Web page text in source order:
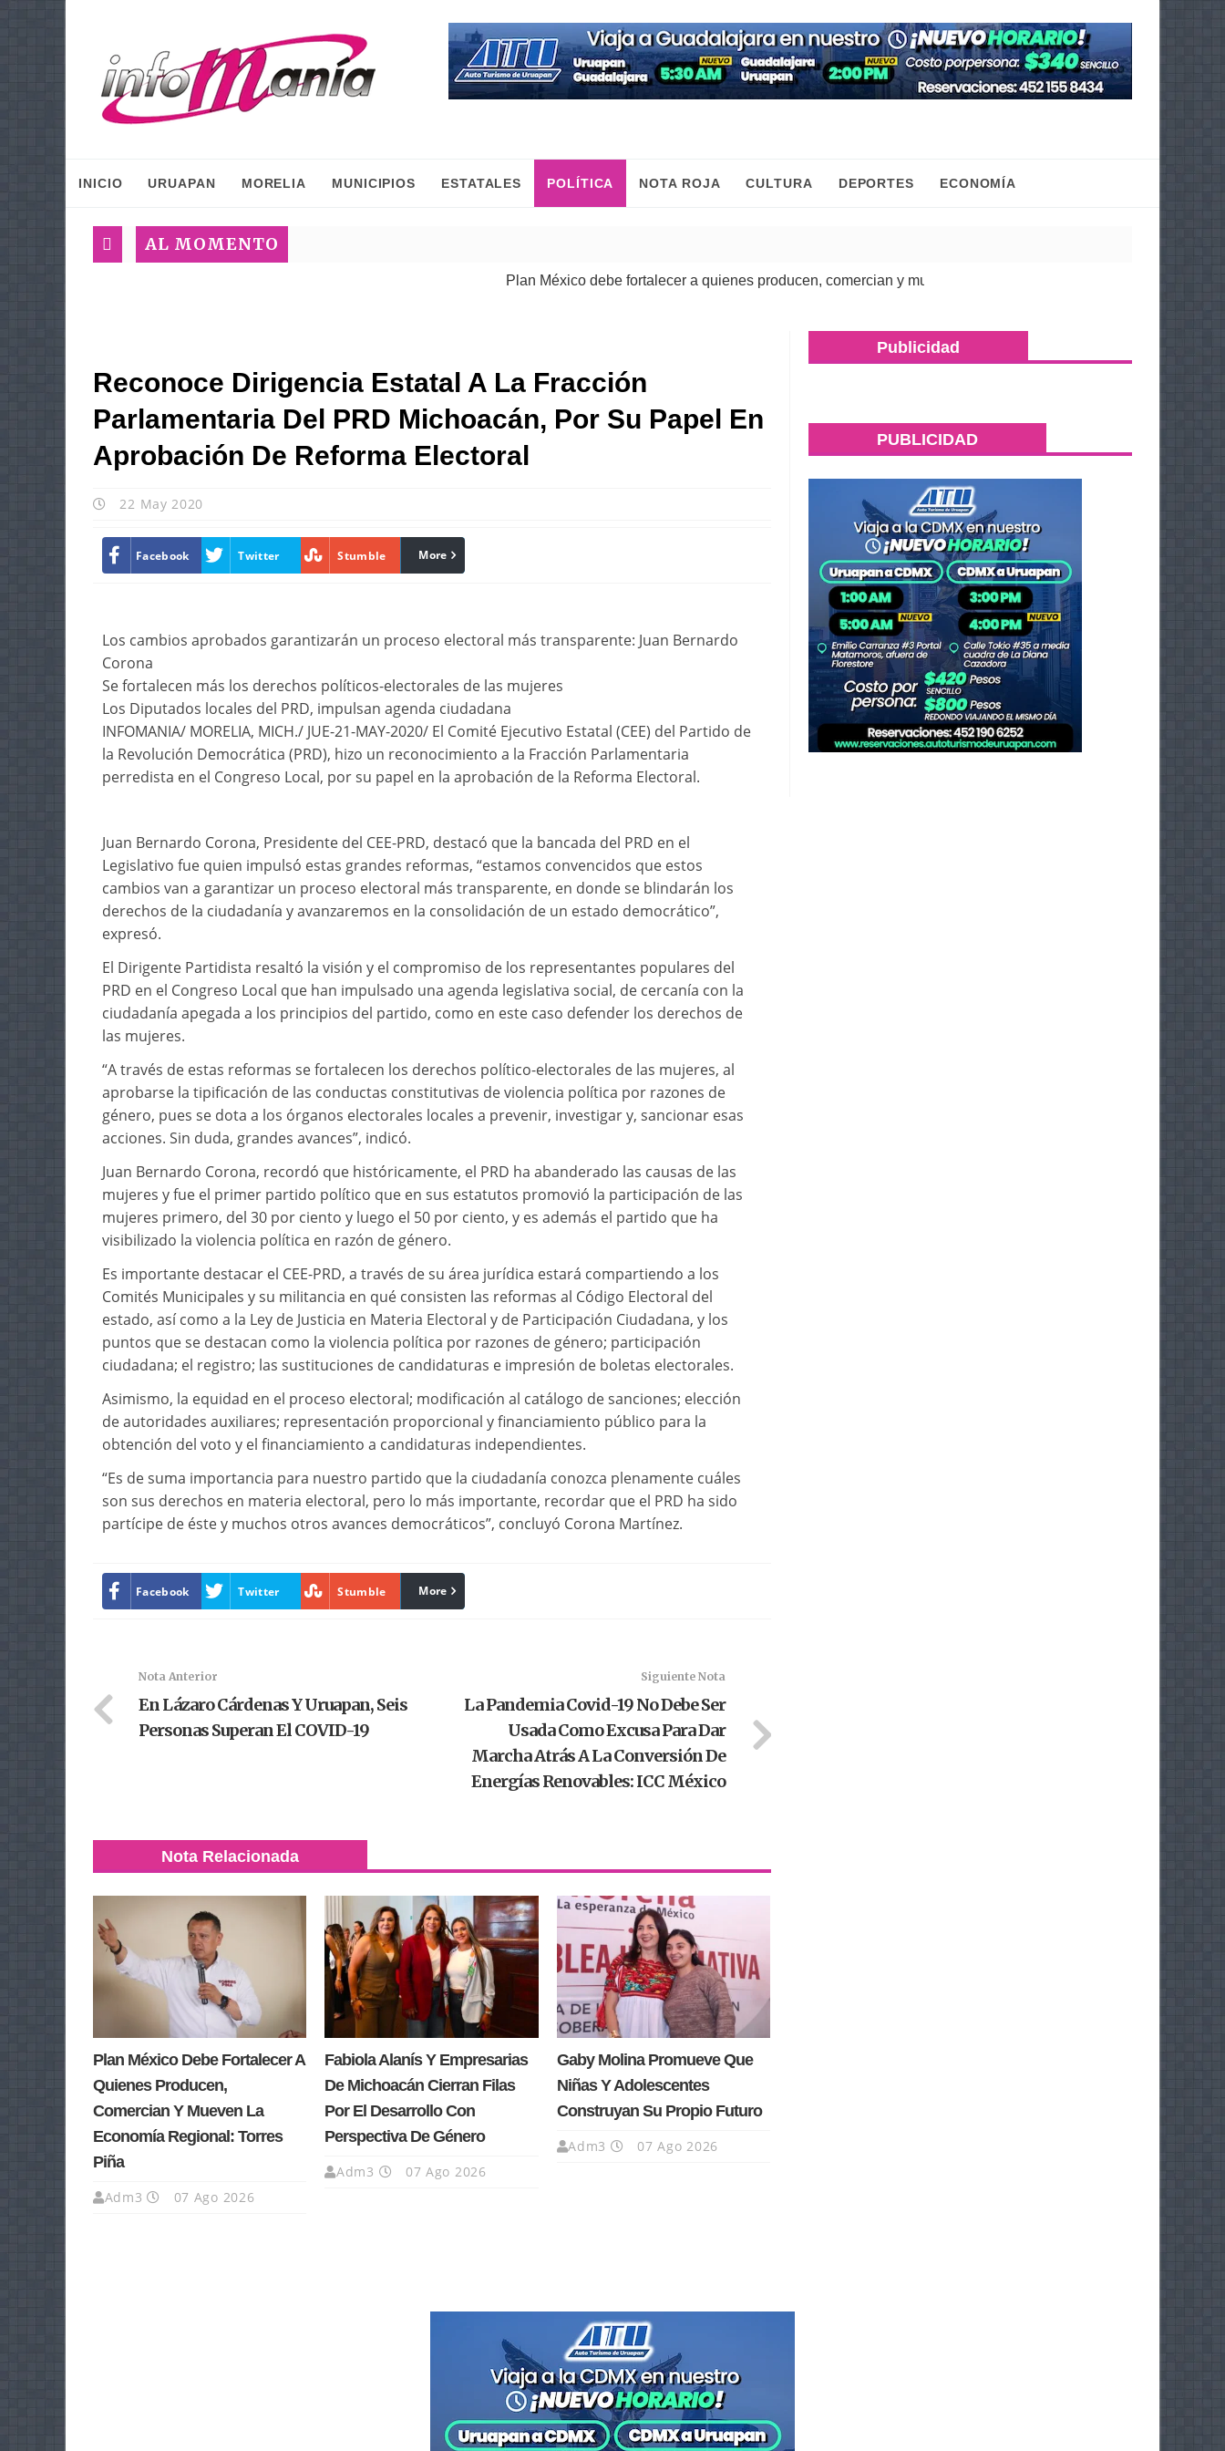
INICIO URUAPAN MORELIA MUNICIPIOS ESTATALES POLÍTICA NOTA ROJA CULTURA DEPORTES ECONOMÍA
AL MOMENTO
Plan México debe fortalecer a quienes producen, comercian y mueven la economía regional: Torres Piña
Reconoce Dirigencia Estatal A La Fracción
Parlamentaria Del PRD Michoacán, Por Su Papel En
Aprobación De Reforma Electoral
22 May 2020
Facebook Twitter Stumble linkedin
More
Los cambios aprobados garantizarán un proceso electoral más transparente: Juan Bernardo
Corona
Se fortalecen más los derechos políticos-electorales de las mujeres
Los Diputados locales del PRD, impulsan agenda ciudadana
INFOMANIA/ MORELIA, MICH./ JUE-21-MAY-2020/ El Comité Ejecutivo Estatal (CEE) del Partido de
la Revolución Democrática (PRD), hizo un reconocimiento a la Fracción Parlamentaria
perredista en el Congreso Local, por su papel en la aprobación de la Reforma Electoral.
Juan Bernardo Corona, Presidente del CEE-PRD, destacó que la bancada del PRD en el
Legislativo fue quien impulsó estas grandes reformas, “estamos convencidos que estos
cambios van a garantizar un proceso electoral más transparente, en donde se blindarán los
derechos de la ciudadanía y avanzaremos en la consolidación de un estado democrático”,
expresó.
El Dirigente Partidista resaltó la visión y el compromiso de los representantes populares del
PRD en el Congreso Local que han impulsado una agenda legislativa social, de cercanía con la
ciudadanía apegada a los principios del partido, como en este caso defender los derechos de
las mujeres.
“A través de estas reformas se fortalecen los derechos político-electorales de las mujeres, al
aprobarse la tipificación de las conductas constitutivas de violencia política por razones de
género, pues se dota a los órganos electorales locales a prevenir, investigar y, sancionar esas
acciones. Sin duda, grandes avances”, indicó.
Juan Bernardo Corona, recordó que históricamente, el PRD ha abanderado las causas de las
mujeres y fue el primer partido político que en sus estatutos promovió la participación de las
mujeres primero, del 30 por ciento y luego el 50 por ciento, y es además el partido que ha
visibilizado la violencia política en razón de género.
Es importante destacar el CEE-PRD, a través de su área jurídica estará compartiendo a los
Comités Municipales y su militancia en qué consisten las reformas al Código Electoral del
estado, así como a la Ley de Justicia en Materia Electoral y de Participación Ciudadana, y los
puntos que se destacan como la violencia política por razones de género; participación
ciudadana; el registro; las sustituciones de candidaturas e impresión de boletas electorales.
Asimismo, la equidad en el proceso electoral; modificación al catálogo de sanciones; elección
de autoridades auxiliares; representación proporcional y financiamiento público para la
obtención del voto y el financiamiento a candidaturas independientes.
“Es de suma importancia para nuestro partido que la ciudadanía conozca plenamente cuáles
son sus derechos en materia electoral, pero lo más importante, recordar que el PRD ha sido
partícipe de éste y muchos otros avances democráticos”, concluyó Corona Martínez.
Facebook Twitter Stumble linkedin
More
Nota Anterior
En Lázaro Cárdenas Y Uruapan, Seis
Personas Superan El COVID-19
Siguiente Nota
La Pandemia Covid-19 No Debe Ser
Usada Como Excusa Para Dar
Marcha Atrás A La Conversión De
Energías Renovables: ICC México
Nota Relacionada
Plan México Debe Fortalecer A
Quienes Producen,
Comercian Y Mueven La
Economía Regional: Torres
Piña
Adm3 07 Ago 2026
Fabiola Alanís Y Empresarias
De Michoacán Cierran Filas
Por El Desarrollo Con
Perspectiva De Género
Adm3 07 Ago 2026
Gaby Molina Promueve Que
Niñas Y Adolescentes
Construyan Su Propio Futuro
Adm3 07 Ago 2026
Publicidad
PUBLICIDAD